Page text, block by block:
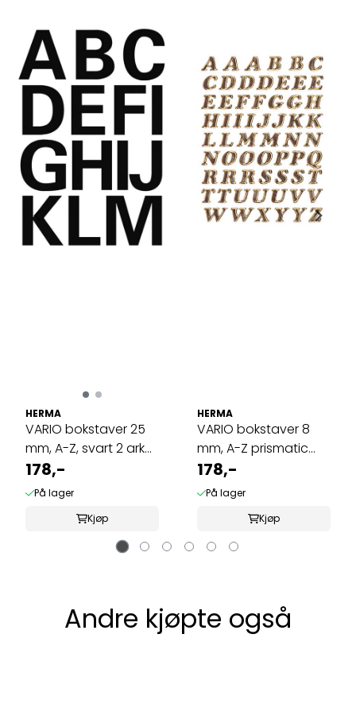
HERMA
VARIO bokstaver 25
mm, A-Z, svart 2 ark
(10 pakk)
178,-
På lager
Kjøp
HERMA
VARIO bokstaver 8
mm, A-Z prismatic
folie 1 ark ...
178,-
På lager
Kjøp
Andre kjøpte også